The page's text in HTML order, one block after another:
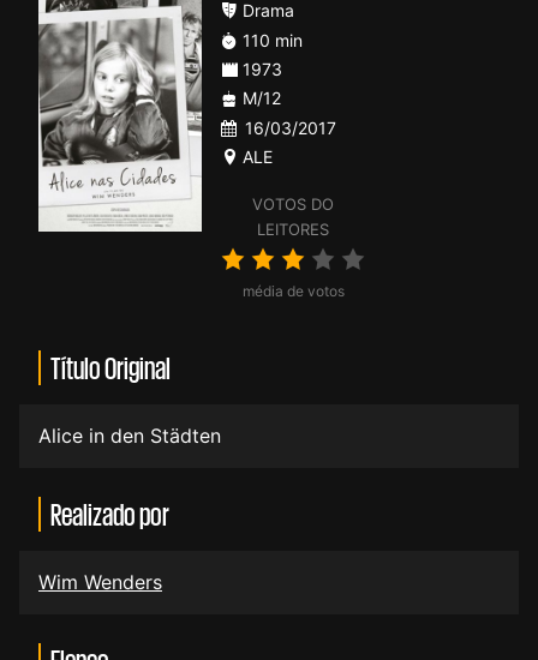
VOTOS DO
LEITORES
média de votos
Drama
110 min
1973
M/12
16/03/2017
ALE
Título Original
Alice in den Städten
Realizado por
Wim Wenders